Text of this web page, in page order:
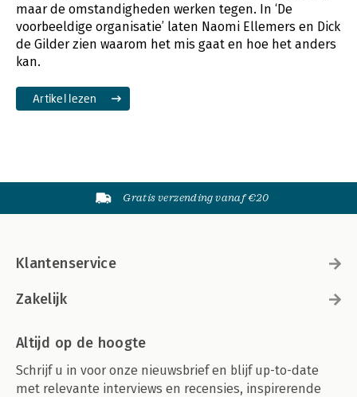
maar de omstandigheden werken tegen. In ‘De
voorbeeldige organisatie’ laten Naomi Ellemers en Dick
de Gilder zien waarom het mis gaat en hoe het anders
kan.
Artikel lezen
Gratis verzending vanaf €20
Klantenservice
Zakelijk
Altijd op de hoogte
Schrijf u in voor onze nieuwsbrief en blijf up-to-date
met relevante interviews en recensies, inspirerende